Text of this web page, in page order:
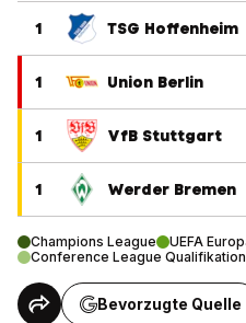
1 TSG Hoffenheim
1 Union Berlin
1 VfB Stuttgart
1 Werder Bremen
Champions League
UEFA
Conference League Qualifikation
Bevorzugte Quelle